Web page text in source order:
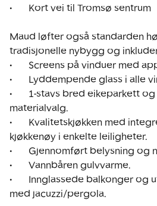
•	Kort vei til Tromsø sentrum
Maud løfter også standarden
tradisjonelle nybygg og
•	Screens på vinduer med app-styring.
•	Lyddempende glass i alle vinduer.
•	1-stavs bred eikeparkett og eksklusive
materialvalg.
•	Kvalitetskjøkken med integrert ventilator i
kjøkkenøy i enkelte leiligheter.
•	Gjennomført belysning og nedforede himlinger.
•	Vannbåren gulvvarme.
•	Innglassede balkonger og utvalgte takterrasser
med jacuzzi/pergola.